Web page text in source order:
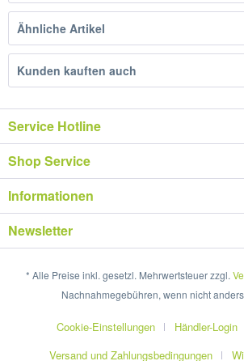
Ähnliche Artikel
Kunden kauften auch
Service Hotline
Shop Service
Informationen
Newsletter
* Alle Preise inkl. gesetzl. Mehrwertsteuer zzgl.
Nachnahmegebühren, wenn nicht
Cookie-Einstellungen Händler-Login
Versand und Zahlungsbedingungen